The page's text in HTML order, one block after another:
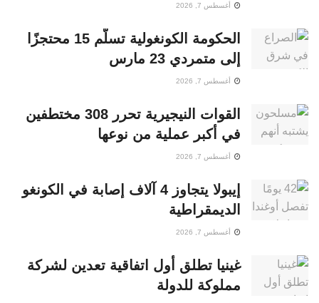
أغسطس 7, 2026
الحكومة الكونغولية تسلّم 15 محتجزًا
إلى متمردي 23 مارس
أغسطس 7, 2026
القوات النيجيرية تحرر 308 مختطفين
في أكبر عملية من نوعها
أغسطس 7, 2026
إيبولا يتجاوز 4 آلاف إصابة في الكونغو
الديمقراطية
أغسطس 7, 2026
غينيا تطلق أول اتفاقية تعدين لشركة
مملوكة للدولة